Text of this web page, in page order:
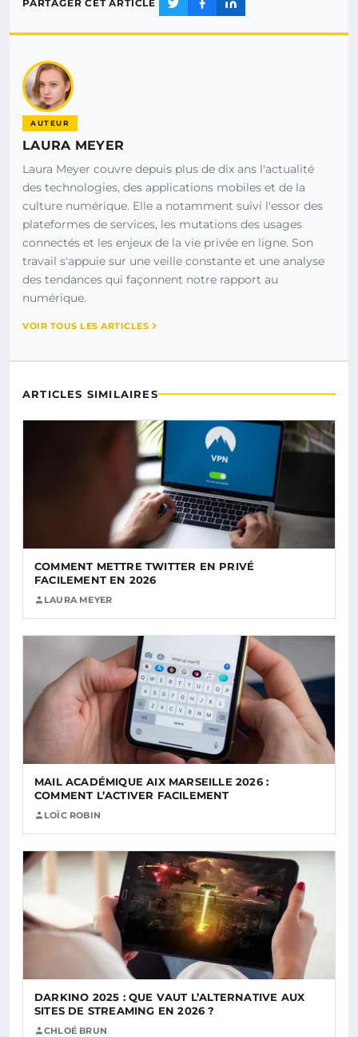
PARTAGER CET ARTICLE
AUTEUR
LAURA MEYER
Laura Meyer couvre depuis plus de dix ans l'actualité
des technologies, des applications mobiles et de la
culture numérique. Elle a notamment suivi l'essor des
plateformes de services, les mutations des usages
connectés et les enjeux de la vie privée en ligne. Son
travail s'appuie sur une veille constante et une analyse
des tendances qui façonnent notre rapport au
numérique.
VOIR TOUS LES ARTICLES
ARTICLES SIMILAIRES
COMMENT METTRE TWITTER EN PRIVÉ
FACILEMENT EN 2026
LAURA MEYER
MAIL ACADÉMIQUE AIX MARSEILLE 2026 :
COMMENT L’ACTIVER FACILEMENT
LOÏC ROBIN
DARKINO 2025 : QUE VAUT L’ALTERNATIVE AUX
SITES DE STREAMING EN 2026 ?
CHLOÉ BRUN